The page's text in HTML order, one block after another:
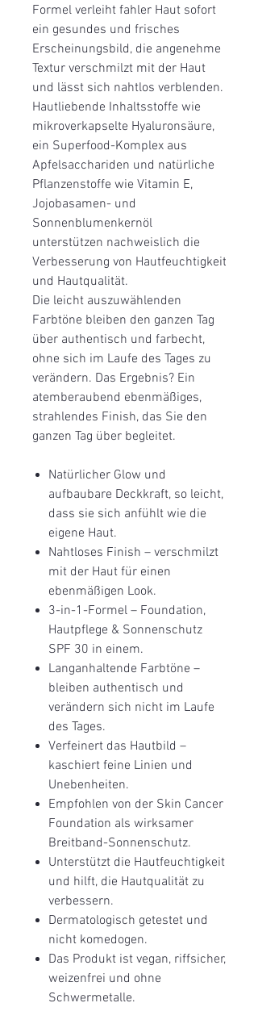
Formel verleiht fahler Haut sofort
ein gesundes und frisches
Erscheinungsbild, die angenehme
Textur verschmilzt mit der Haut
und lässt sich nahtlos verblenden.
Hautliebende Inhaltsstoffe wie
mikroverkapselte Hyaluronsäure,
ein Superfood-Komplex aus
Apfelsacchariden und natürliche
Pflanzenstoffe wie Vitamin E,
Jojobasamen- und
Sonnenblumenkernöl
unterstützen nachweislich die
Verbesserung von Hautfeuchtigkeit
und Hautqualität.
Die leicht auszuwählenden
Farbtöne bleiben den ganzen Tag
über authentisch und farbecht,
ohne sich im Laufe des Tages zu
verändern. Das Ergebnis? Ein
atemberaubend ebenmäßiges,
strahlendes Finish, das Sie den
ganzen Tag über begleitet.
Natürlicher Glow und
aufbaubare Deckkraft, so leicht,
dass sie sich anfühlt wie die
eigene Haut.
Nahtloses Finish – verschmilzt
mit der Haut für einen
ebenmäßigen Look.
3-in-1-Formel – Foundation,
Hautpflege & Sonnenschutz
SPF 30 in einem.
Langanhaltende Farbtöne –
bleiben authentisch und
verändern sich nicht im Laufe
des Tages.
Verfeinert das Hautbild –
kaschiert feine Linien und
Unebenheiten.
Empfohlen von der Skin Cancer
Foundation als wirksamer
Breitband-Sonnenschutz.
Unterstützt die Hautfeuchtigkeit
und hilft, die Hautqualität zu
verbessern.
Dermatologisch getestet und
nicht komedogen.
Das Produkt ist vegan, riffsicher,
weizenfrei und ohne
Schwermetalle.